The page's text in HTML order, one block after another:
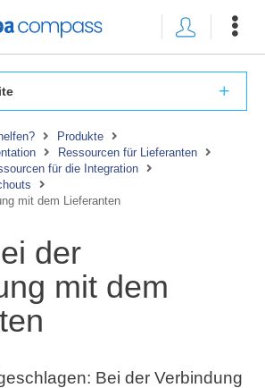
Produkte
Ressourcen für Lieferanten
für die Integration
mit dem Lieferanten
der
mit dem
Bei der Verbindung